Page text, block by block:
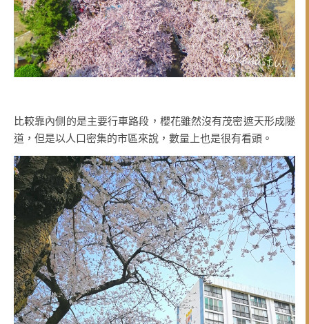
比較靠內側的是主要行車路段，櫻花雖然沒有茂密遮天形成隧
道，但是以人口密集的市區來說，數量上也是很有看頭。